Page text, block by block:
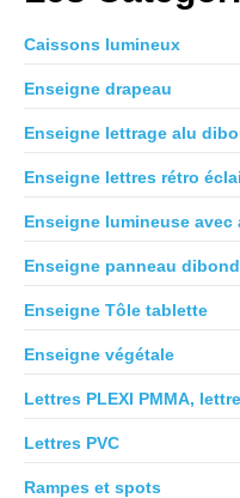
Caissons lumineux
Enseigne drapeau
Enseigne lettrage alu
Enseigne lettres rétro
Enseigne lumineuse avec
Enseigne panneau dibond
Enseigne Tôle tablette
Enseigne végétale
Lettres PLEXI PMMA,
Lettres PVC
Rampes et spots